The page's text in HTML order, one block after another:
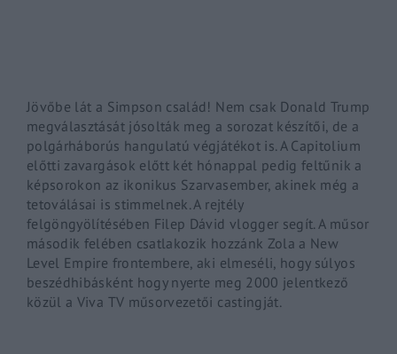
Jövőbe lát a Simpson család! Nem csak Donald Trump
megválasztását jósolták meg a sorozat készítői, de a
polgárháborús hangulatú végjátékot is. A Capitolium
előtti zavargások előtt két hónappal pedig feltűnik a
képsorokon az ikonikus Szarvasember, akinek még a
tetoválásai is stimmelnek. A rejtély
felgöngyölítésében Filep Dávid vlogger segít. A műsor
második felében csatlakozik hozzánk Zola a New
Level Empire frontembere, aki elmeséli, hogy súlyos
beszédhibásként hogy nyerte meg 2000 jelentkező
közül a Viva TV műsorvezetői castingját.